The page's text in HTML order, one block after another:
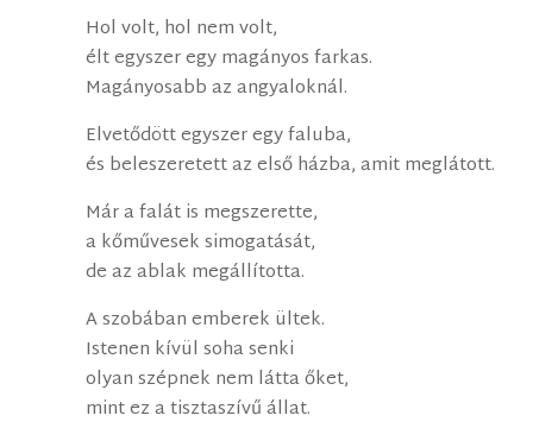
Hol volt, hol nem volt,
élt egyszer egy magányos farkas.
Magányosabb az angyaloknál.
Elvetődött egyszer egy faluba,
és beleszeretett az első házba, amit meglátott.
Már a falát is megszerette,
a kőművesek simogatását,
de az ablak megállította.
A szobában emberek ültek.
Istenen kívül soha senki
olyan szépnek nem látta őket,
mint ez a tisztaszívű állat.